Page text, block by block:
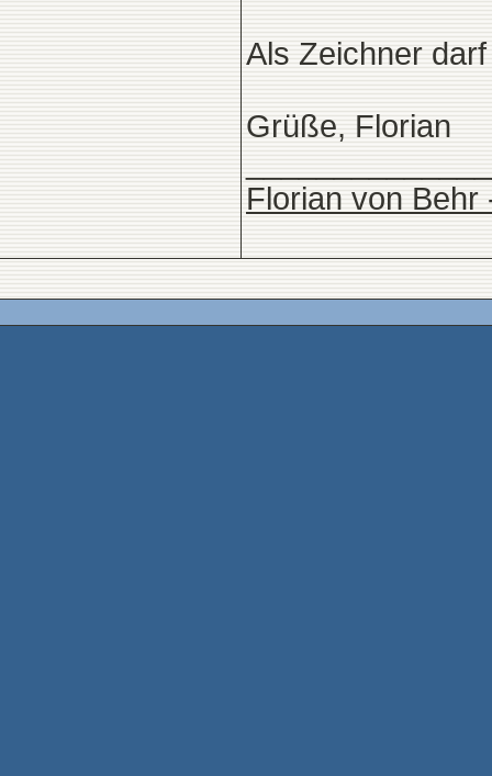
Als Zeichner
Grüße, Florian
Florian von Behr